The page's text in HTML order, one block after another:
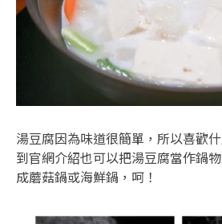
湯豆腐因為味道很簡單，所以喜歡
到官網介紹也可以把湯豆腐當作鍋
成蘑菇鍋或海鮮鍋，呵！